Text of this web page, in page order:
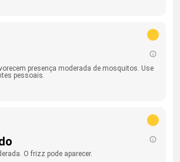
presença moderada de mosquitos. Use
pessoais.
O frizz pode aparecer.